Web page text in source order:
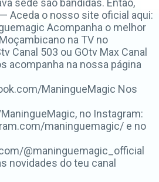
sede são bandidas. Então,
Aceda o nosso site oficial aqui:
Acompanha o melhor
na TV no
Canal 503 ou GOtv Max Canal
acompanha na nossa página
ManingueMagic Nos
no Instagram:
maninguemagic/ e no
@maninguemagic_official
novidades do teu canal